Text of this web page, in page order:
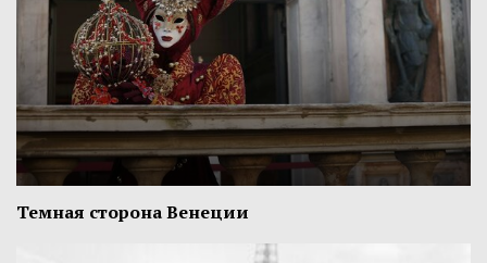
Темная сторона Венеции